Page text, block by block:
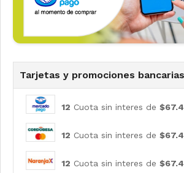
Tarjetas y promociones bancarias
12 Cuota sin interes de
12 Cuota sin interes de
12 Cuota sin interes de